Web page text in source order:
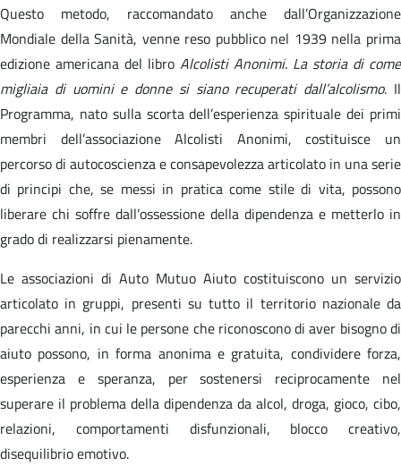
Questo metodo, raccomandato anche dall’Organizzazione
Mondiale della Sanità, venne reso pubblico nel 1939 nella prima
edizione americana del libro Alcolisti Anonimi. La storia di come
migliaia di uomini e donne si siano recuperati dall’alcolismo. Il
Programma, nato sulla scorta dell’esperienza spirituale dei primi
membri dell’associazione Alcolisti Anonimi, costituisce un
percorso di autocoscienza e consapevolezza articolato in una serie
di principi che, se messi in pratica come stile di vita, possono
liberare chi soffre dall’ossessione della dipendenza e metterlo in
grado di realizzarsi pienamente.
Le associazioni di Auto Mutuo Aiuto costituiscono un servizio
articolato in gruppi, presenti su tutto il territorio nazionale da
parecchi anni, in cui le persone che riconoscono di aver bisogno di
aiuto possono, in forma anonima e gratuita, condividere forza,
esperienza e speranza, per sostenersi reciprocamente nel
superare il problema della dipendenza da alcol, droga, gioco, cibo,
relazioni, comportamenti disfunzionali, blocco creativo,
disequilibrio emotivo.